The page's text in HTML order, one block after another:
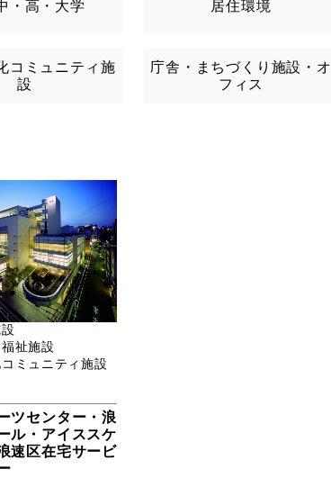
・高・大学 居住環境
コミュニティ施
設
庁舎・まちづくり施設・オ
フィス
祉施設
ミュニティ施設
ツセンター・浪
ル・アイススケ
速区在宅サービ